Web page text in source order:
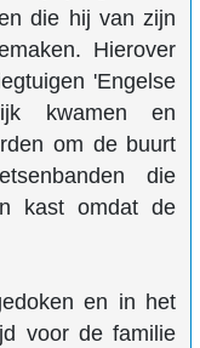
die hij van zijn
Hierover
'Engelse
kwamen en
om de buurt
die
kast omdat de
en in het
voor de familie